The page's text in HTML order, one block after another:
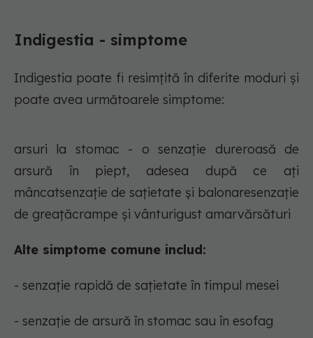
Indigestia - simptome
Indigestia poate fi resimțită în diferite moduri și
poate avea următoarele simptome:
arsuri la stomac - o senzație dureroasă de
arsură în piept, adesea după ce ați
mâncatsenzație de sațietate și balonaresenzație
de greațăcrampe și vânturigust amarvărsături
Alte simptome comune includ:
- senzație rapidă de sațietate în timpul mesei
- senzație de arsură în stomac sau în esofag